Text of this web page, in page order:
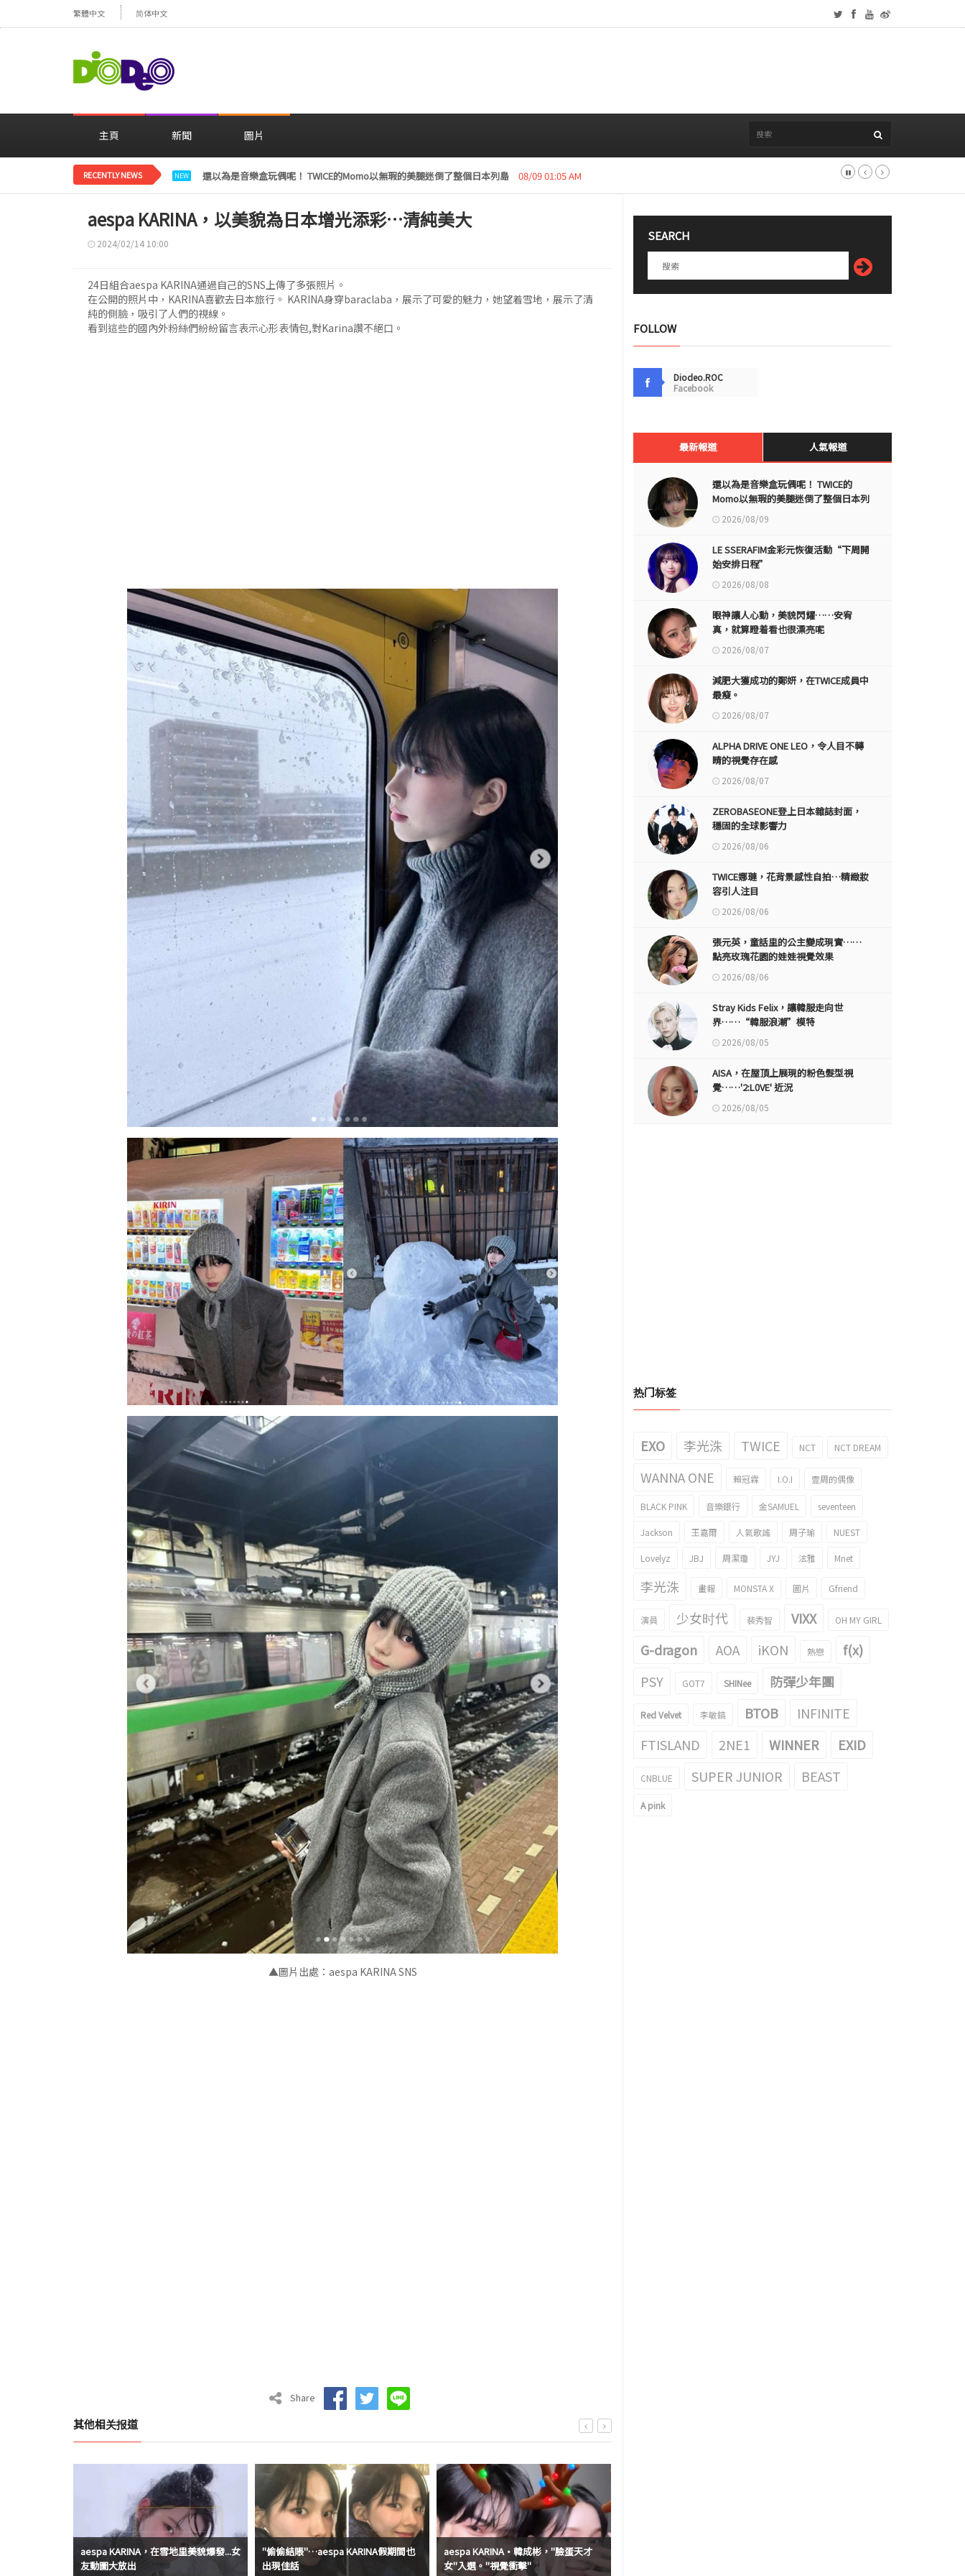
繁體中文 简体中文
主頁 新聞 圖片
RECENTLY NEWS NEW LE SSERAFIM金彩元恢復活動“下周開始安排日程” 08/08 01:05 AM
aespa KARINA，以美貌為日本增光添彩…清純美大
2024/02/14 10:00
24日組合aespa KARINA通過自己的SNS上傳了多張照片。
在公開的照片中，KARINA喜歡去日本旅行。 KARINA身穿baraclaba，展示了可愛的魅力，她望着雪地，展示了清
純的側臉，吸引了人們的視線。
看到這些的國內外粉絲們紛紛留言表示心形表情包,對Karina讚不絕口。
▲圖片出處：aespa KARINA SNS
Share
其他相关报道
aespa KARINA，在雪地里美貌爆發...女
友動圖大放出
"偷偷結賬"…aespa KARINA假期間也
出現佳話
aespa KARINA·韓成彬，"臉蛋天才
女"入選。"視覺衝擊"
SEARCH
FOLLOW
Diodeo.ROC
Facebook
最新報道 人氣報道
還以為是音樂盒玩偶呢！ TWICE的
Momo以無瑕的美腿迷倒了整個日本列
島 2026/08/09
LE SSERAFIM金彩元恢復活動“下周開
始安排日程”
2026/08/08
眼神讓人心動，美貌閃耀……安宥
真，就算瞪着看也很漂亮呢
2026/08/07
減肥大獲成功的鄭妍，在TWICE成員中
最瘦。
2026/08/07
ALPHA DRIVE ONE LEO，令人目不轉
睛的視覺存在感
2026/08/07
ZEROBASEONE登上日本雜誌封面，
穩固的全球影響力
2026/08/06
TWICE娜璉，花背景感性自拍…精緻妝
容引人注目
2026/08/06
張元英，童話里的公主變成現實……
點亮玫瑰花園的娃娃視覺效果
2026/08/06
Stray Kids Felix，讓韓服走向世
界……“韓服浪潮”模特
2026/08/05
AISA，在屋頂上展現的粉色髮型視
覺……'2:L0VE' 近況
2026/08/05
热门标签
EXO 李光洙 TWICE NCT NCT DREAM
WANNA ONE 賴冠霖 I.O.I 壹周的偶像
BLACK PINK 音樂銀行 金SAMUEL seventeen
Jackson 王嘉爾 人氣歌謠 周子瑜 NUEST
Lovelyz JBJ 周潔瓊 JYJ 泫雅 Mnet
李光洙 畫報 MONSTA X 圖片 Gfriend
演員 少女时代 裴秀智 VIXX OH MY GIRL
G-dragon AOA iKON 熱戀
f(x)
PSY
GOT7 SHINee 防彈少年團
Red Velvet 李敏鎬 BTOB
INFINITE
FTISLAND
2NE1 WINNER EXID
CNBLUE SUPER JUNIOR BEAST
A pink